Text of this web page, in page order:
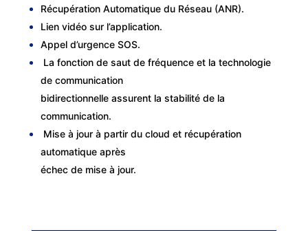
Récupération Automatique du Réseau (ANR).
Lien vidéo sur l’application.
Appel d’urgence SOS.
La fonction de saut de fréquence et la technologie
de communication
bidirectionnelle assurent la stabilité de la
communication.
Mise à jour à partir du cloud et récupération
automatique après
échec de mise à jour.